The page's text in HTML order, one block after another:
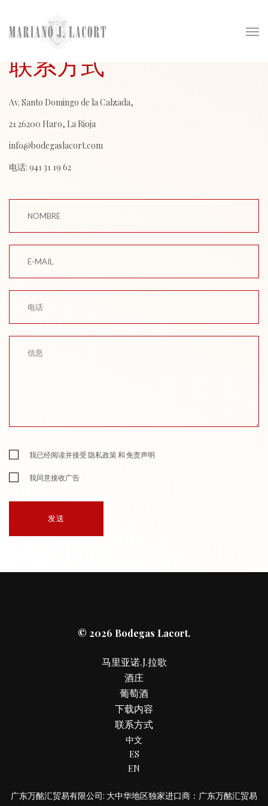
联系方式
Av. Santo Domingo de la Calzada,
21 26200 Haro, La Rioja
info@bodegaslacort.com
电话: 941 31 19 62
我已经阅读并接受 隐私政策和 免责声明
我同意接收广告
© 2026 Bodegas Lacort.
马里亚诺.J.拉歌
酒庄
葡萄酒
下载内容
联系方式
中文
ES
EN
广东万酩汇贸易有限公司: 大中华地区独家进口商：广东万酩汇贸易